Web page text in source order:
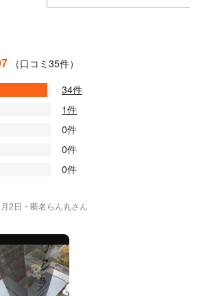
（口コミ35件）
34件
1件
0件
0件
0件
2日・匿名らん丸さん